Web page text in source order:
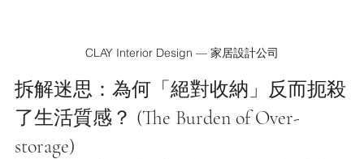
CLAY Interior Design — 家居設計公司
拆解迷思：為何「絕對收納」反而扼殺
了生活質感？ (The Burden of Over-
storage)